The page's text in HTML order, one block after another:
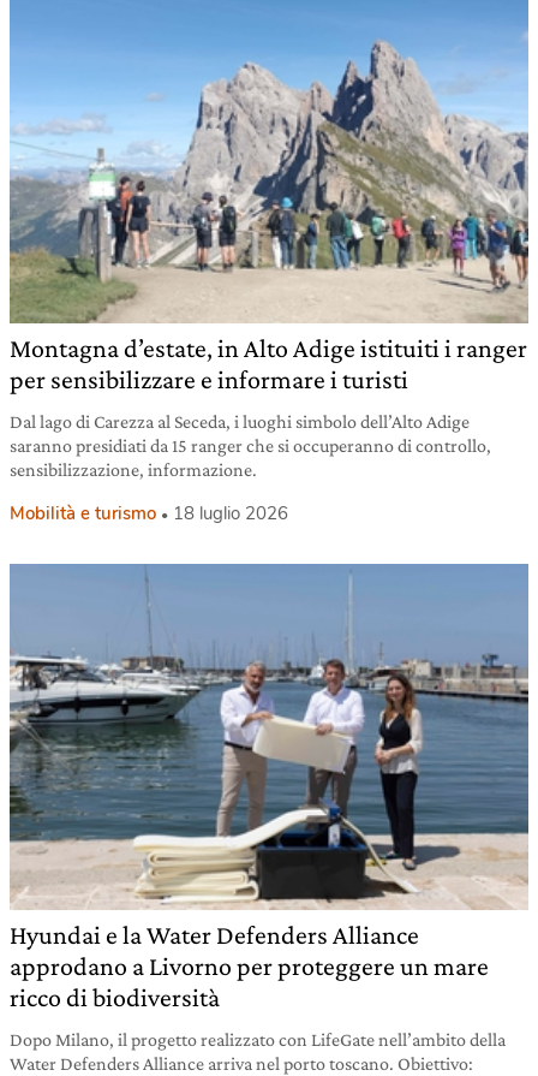
Montagna d’estate, in Alto Adige istituiti i ranger
per sensibilizzare e informare i turisti
Dal lago di Carezza al Seceda, i luoghi simbolo dell’Alto Adige
saranno presidiati da 15 ranger che si occuperanno di controllo,
sensibilizzazione, informazione.
Mobilità e turismo 18 luglio 2026
Hyundai e la Water Defenders Alliance
approdano a Livorno per proteggere un mare
ricco di biodiversità
Dopo Milano, il progetto realizzato con LifeGate nell’ambito della
Water Defenders Alliance arriva nel porto toscano. Obiettivo: